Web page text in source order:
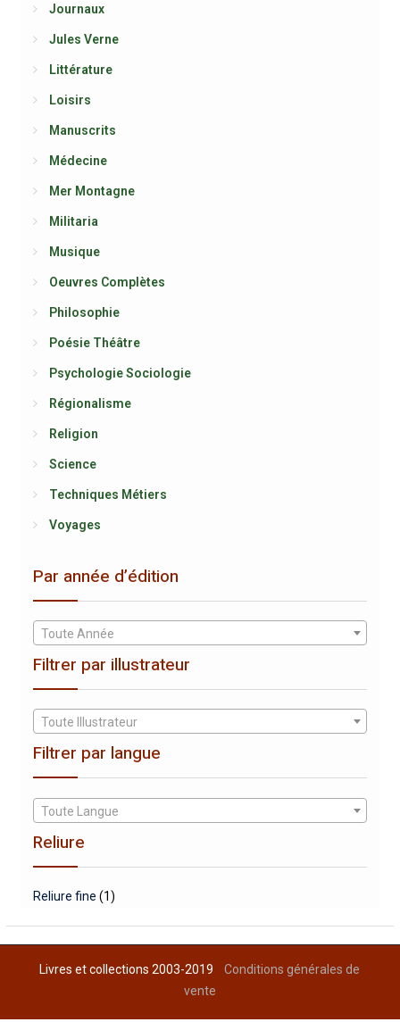
Journaux
Jules Verne
Littérature
Loisirs
Manuscrits
Médecine
Mer Montagne
Militaria
Musique
Oeuvres Complètes
Philosophie
Poésie Théâtre
Psychologie Sociologie
Régionalisme
Religion
Science
Techniques Métiers
Voyages
Par année d’édition
Toute Année
Filtrer par illustrateur
Toute Illustrateur
Filtrer par langue
Toute Langue
Reliure
Reliure fine (1)
Livres et collections 2003-2019Conditions générales de
vente